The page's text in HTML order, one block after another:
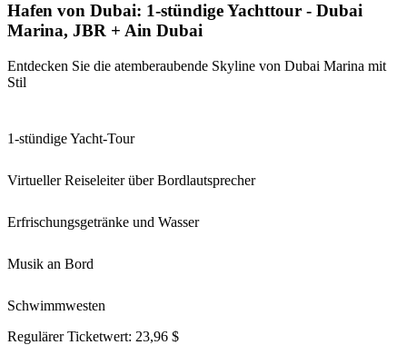
Hafen von Dubai: 1-stündige Yachttour - Dubai
Marina, JBR + Ain Dubai
Entdecken Sie die atemberaubende Skyline von Dubai Marina mit
Stil
1-stündige Yacht-Tour
Virtueller Reiseleiter über Bordlautsprecher
Erfrischungsgetränke und Wasser
Musik an Bord
Schwimmwesten
Regulärer Ticketwert: 23,96 $